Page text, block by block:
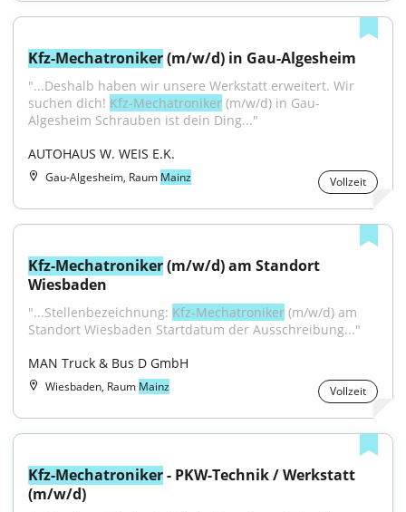
Kfz-Mechatroniker (m/w/d) in Gau-Algesheim
"...Deshalb haben wir unsere Werkstatt erweitert. Wir
suchen dich! Kfz-Mechatroniker (m/w/d) in Gau-
Algesheim Schrauben ist dein Ding..."
AUTOHAUS W. WEIS E.K.
Gau-Algesheim, Raum Mainz Vollzeit
Kfz-Mechatroniker (m/w/d) am Standort
Wiesbaden
"...Stellenbezeichnung: Kfz-Mechatroniker (m/w/d) am
Standort Wiesbaden Startdatum der Ausschreibung..."
MAN Truck & Bus D GmbH
Wiesbaden, Raum Mainz Vollzeit
Kfz-Mechatroniker - PKW-Technik / Werkstatt
(m/w/d)